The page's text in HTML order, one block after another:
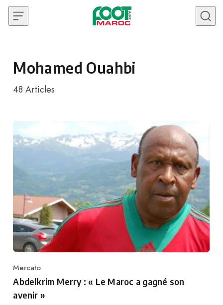
Skip to content
Mohamed Ouahbi
48 Articles
Category
Mercato
Abdelkrim Merry : « Le Maroc a gagné son
avenir »